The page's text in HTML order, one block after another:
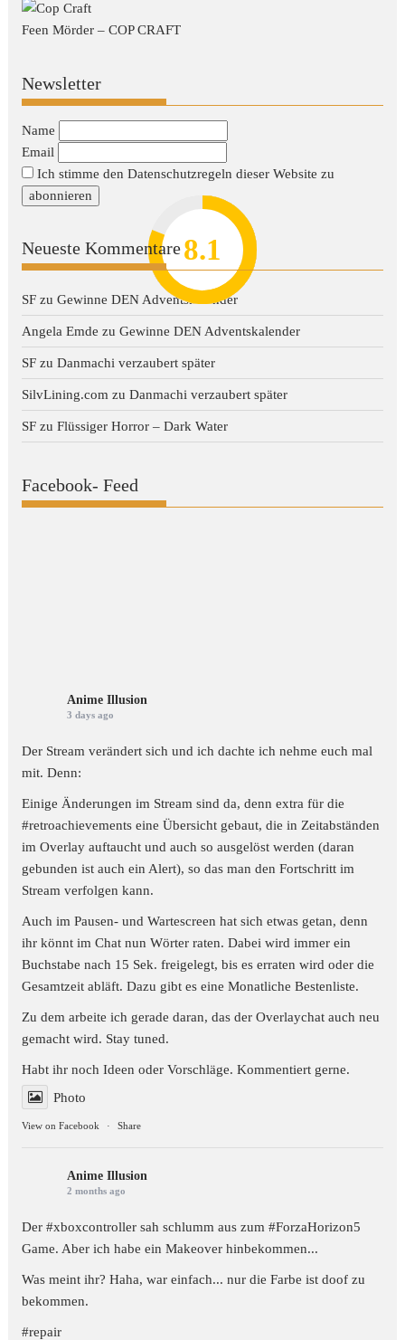
8.2
7.8
7.1
7
Feen Mörder – COP CRAFT
8.1
Newsletter
Name
Email
Ich stimme den Datenschutzregeln dieser Website zu
Neueste Kommentare
SF zuGewinne DEN Adventskalender
Angela Emde zuGewinne DEN Adventskalender
SF zuDanmachi verzaubert später
SilvLining.com zuDanmachi verzaubert später
SF zuFlüssiger Horror – Dark Water
Facebook- Feed
Anime Illusion
3 days ago
Der Stream verändert sich und ich dachte ich nehme euch mal
mit. Denn:
Einige Änderungen im Stream sind da, denn extra für die
#retroachievements eine Übersicht gebaut, die in Zeitabständen
im Overlay auftaucht und auch so ausgelöst werden (daran
gebunden ist auch ein Alert), so das man den Fortschritt im
Stream verfolgen kann.
Auch im Pausen- und Wartescreen hat sich etwas getan, denn
ihr könnt im Chat nun Wörter raten. Dabei wird immer ein
Buchstabe nach 15 Sek. freigelegt, bis es erraten wird oder die
Gesamtzeit abläft. Dazu gibt es eine Monatliche Bestenliste.
Zu dem arbeite ich gerade daran, das der Overlaychat auch neu
gemacht wird. Stay tuned.
Habt ihr noch Ideen oder Vorschläge. Kommentiert gerne.
Photo
View on Facebook · Share
Anime Illusion
2 months ago
Der #xboxcontroller sah schlumm aus zum#ForzaHorizon5
Game. Aber ich habe ein Makeover hinbekommen...
Was meint ihr? Haha, war einfach... nur die Farbe ist doof zu
bekommen.
#repair